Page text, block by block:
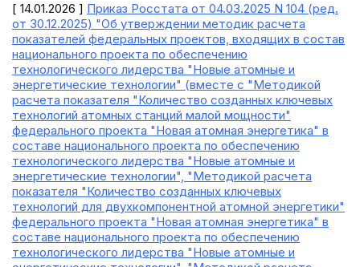
[ 14.01.2026 ] Приказ Росстата от 04.03.2025 N 104 (ред.
от 30.12.2025) "Об утверждении методик расчета
показателей федеральных проектов, входящих в состав
национального проекта по обеспечению
технологического лидерства "Новые атомные и
энергетические технологии" (вместе с "Методикой
расчета показателя "Количество созданных ключевых
технологий атомных станций малой мощности"
федерального проекта "Новая атомная энергетика" в
составе национального проекта по обеспечению
технологического лидерства "Новые атомные и
энергетические технологии", "Методикой расчета
показателя "Количество созданных ключевых
технологий для двухкомпонентной атомной энергетики"
федерального проекта "Новая атомная энергетика" в
составе национального проекта по обеспечению
технологического лидерства "Новые атомные и